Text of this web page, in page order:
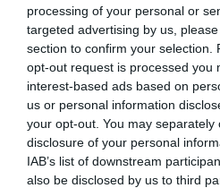
processing of your personal or
targeted advertising by us,
section to confirm your selection.
opt-out request is processed you
interest-based ads based on
us or personal information
your opt-out. You may
disclosure of your personal
IAB’s list of downstream
also be disclosed by us to third